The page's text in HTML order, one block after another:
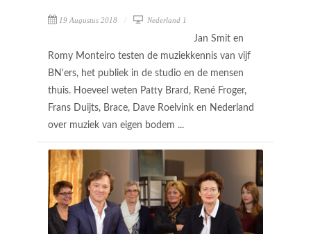
19 Augustus 2018 Nederland 1
Jan Smit en
Romy Monteiro testen de muziekkennis van vijf
BN'ers, het publiek in de studio en de mensen
thuis. Hoeveel weten Patty Brard, René Froger,
Frans Duijts, Brace, Dave Roelvink en Nederland
over muziek van eigen bodem ...